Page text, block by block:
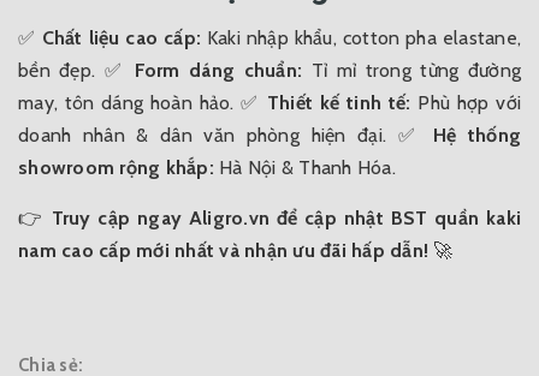
✅ Chất liệu cao cấp: Kaki nhập khẩu, cotton pha elastane,
bền đẹp. ✅ Form dáng chuẩn: Tỉ mỉ trong từng đường
may, tôn dáng hoàn hảo. ✅ Thiết kế tinh tế: Phù hợp với
doanh nhân & dân văn phòng hiện đại. ✅ Hệ thống
showroom rộng khắp: Hà Nội & Thanh Hóa.
👉 Truy cập ngay Aligro.vn để cập nhật BST quần kaki
nam cao cấp mới nhất và nhận ưu đãi hấp dẫn! 🚀
Chia sẻ: